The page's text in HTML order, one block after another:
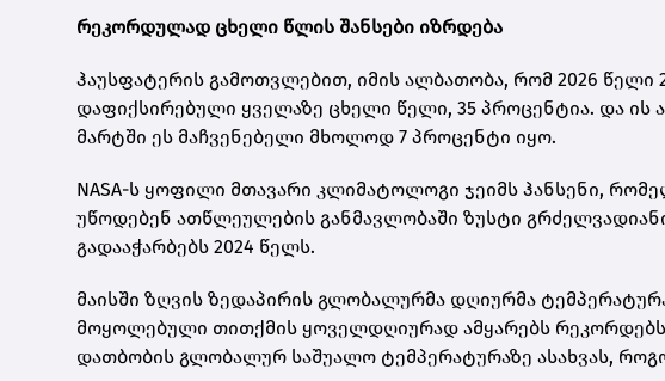
რეკორდულად ცხელი წლის შანსები იზრდება
ჰაუსფატერის გამოთვლებით, იმის ალბათობა, რომ 2026 წელი
დაფიქსირებული ყველაზე ცხელი წელი, 35 პროცენტია. და
მარტში ეს მაჩვენებელი მხოლოდ 7 პროცენტი იყო.
NASA-ს ყოფილი მთავარი კლიმატოლოგი ჯეიმს ჰანსენი,
უწოდებენ ათწლეულების განმავლობაში ზუსტი
გადააჭარბებს 2024 წელს.
მაისში ზღვის ზედაპირის გლობალურმა დღიურმა
მოყოლებული თითქმის ყოველდღიურად ამყარებს
დათბობის გლობალურ საშუალო ტემპერატურაზე ასახვას,